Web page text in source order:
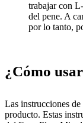
trabajar con
del pene. A
por lo tanto,
¿Cómo
Las instrucciones
producto. Estas